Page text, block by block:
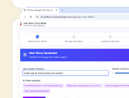
e
si
n
-
L